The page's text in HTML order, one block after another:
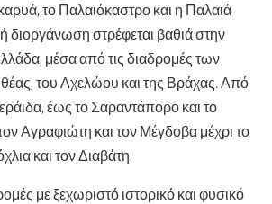
το Παλαιόκαστρο και η Παλαιά
διοργάνωση στρέφεται βαθιά στην
μέσα από τις διαδρομές των
του Αχελώου και της Βράχας. Από
έως το Σαραντάπορο και το
Αγραφιώτη και τον Μέγδοβα μέχρι το
και τον Διαβάτη.
με ξεχωριστό ιστορικό και φυσικό